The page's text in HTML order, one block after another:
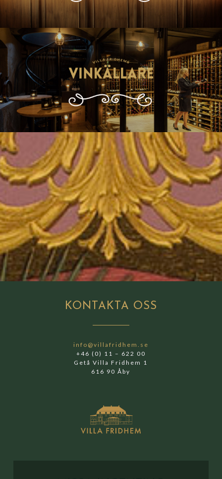
KONTAKTA OSS
info@villafridhem.se
+46 (0) 11 – 622 00
Getå Villa Fridhem 1
616 90 Åby